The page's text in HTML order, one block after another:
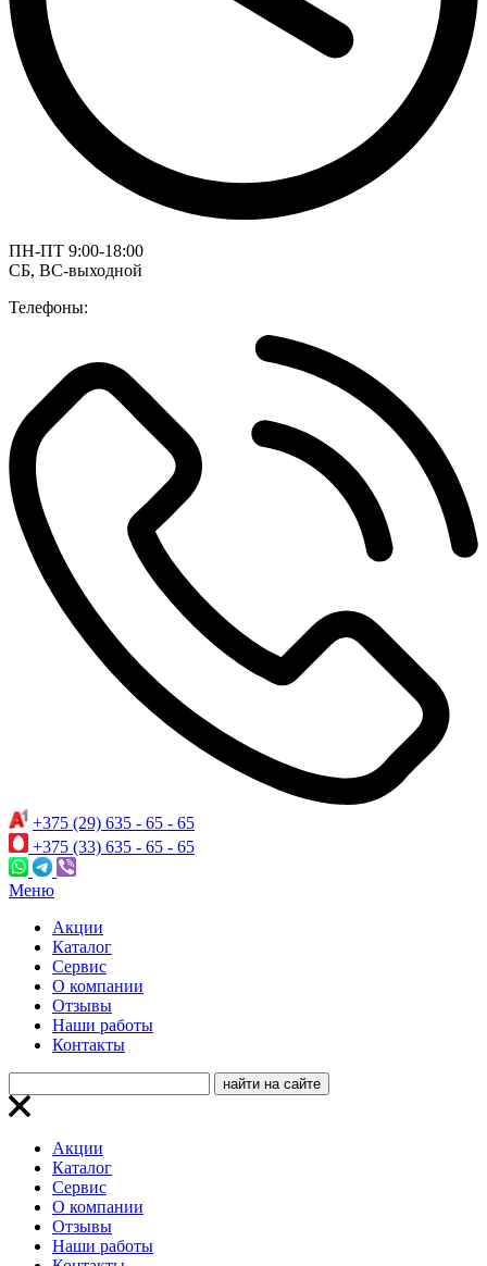
ПН-ПТ 9:00-18:00
СБ, ВС-выходной
Телефоны:
+375 (29) 635 - 65 - 65
+375 (33) 635 - 65 - 65
Меню
Акции
Каталог
Сервис
О компании
Отзывы
Наши работы
Контакты
Акции
Каталог
Сервис
О компании
Отзывы
Наши работы